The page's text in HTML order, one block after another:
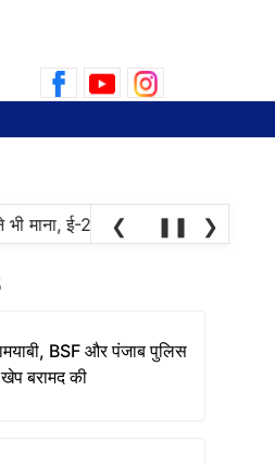
for:
ई-20 में ज्यादा क्लोराइड और नमी के
❮ ❚❚ ❯
BSF और पंजाब पुलिस
बरामद की